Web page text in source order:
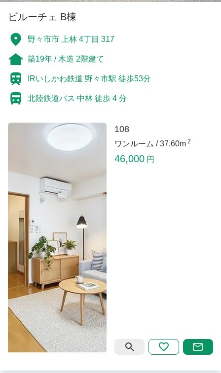
ビルーチェ B棟
野々市市 上林 4丁目 317
築19年 / 木造 2階建て
IRいしかわ鉄道 野々市駅 徒歩53分
北陸鉄道バス 中林 徒歩 4 分
108
ワンルーム /37.60m 2
46,000 円